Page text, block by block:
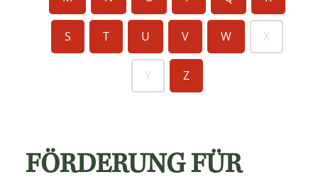
S T U V W X
Y Z
FÖRDERUNG FÜR